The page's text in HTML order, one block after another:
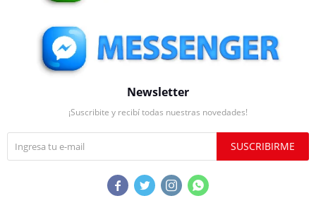
Newsletter
¡Suscribite y recibí todas nuestras novedades!
SUSCRIBIRME
   